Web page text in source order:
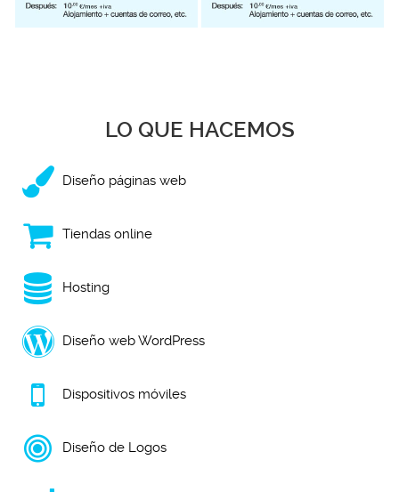
LO QUE HACEMOS
Diseño páginas web
Tiendas online
Hosting
Diseño web WordPress
Dispositivos móviles
Diseño de Logos